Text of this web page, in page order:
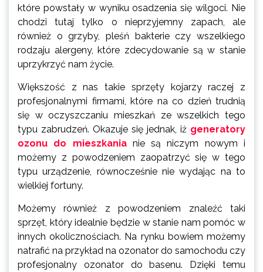
które powstały w wyniku osadzenia się wilgoci. Nie
chodzi tutaj tylko o nieprzyjemny zapach, ale
również o grzyby, pleśń bakterie czy wszelkiego
rodzaju alergeny, które zdecydowanie są w stanie
uprzykrzyć nam życie.
Większość z nas takie sprzęty kojarzy raczej z
profesjonalnymi firmami, które na co dzień trudnią
się w oczyszczaniu mieszkań ze wszelkich tego
typu zabrudzeń. Okazuje się jednak, iż generatory
ozonu do mieszkanianie są niczym nowym i
możemy z powodzeniem zaopatrzyć się w tego
typu urządzenie, równocześnie nie wydając na to
wielkiej fortuny.
Możemy również z powodzeniem znaleźć taki
sprzęt, który idealnie będzie w stanie nam pomóc w
innych okolicznościach. Na rynku bowiem możemy
natrafić na przykład na ozonator do samochodu czy
profesjonalny ozonator do basenu. Dzięki temu